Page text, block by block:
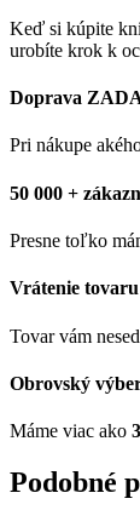
Keď si kúpite
urobíte krok k
Doprava
Pri nákupe
50 000 +
Presne toľko
Vrátenie tovaru
Tovar vám
Obrovský
Máme viac ako
Podobné